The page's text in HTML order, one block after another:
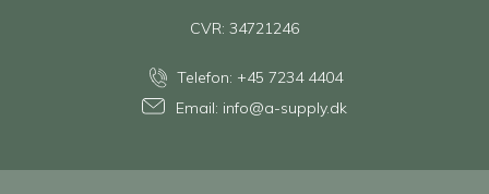
CVR: 34721246
Telefon: +45 7234 4404
Email: info@a-supply.dk